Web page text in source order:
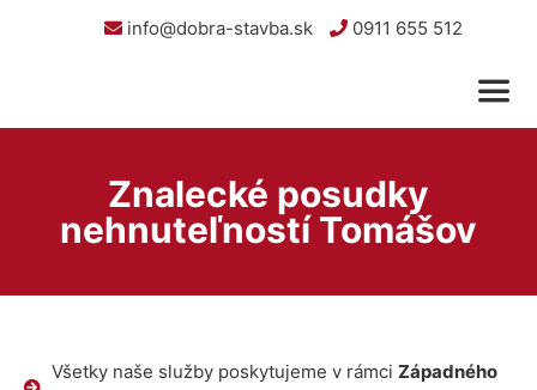
info@dobra-stavba.sk 0911 655 512
Znalecké posudky
nehnuteľností Tomášov
Všetky naše služby poskytujeme v rámci Západného